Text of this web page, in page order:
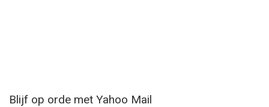
Blijf op orde met Yahoo Mail